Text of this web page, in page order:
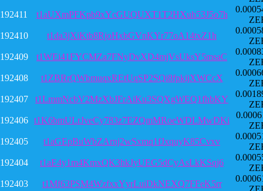
192411
t1aUXmPFKpb9xYcGUQUXT1T2HXuh53J5o7h
192410
t1da3jXiKtb8RjoHxbGVnKYr77oA14txZ1h
192409
t1WEi41FYCMZa7FNyDvXD4mjVsUksY5msaC
192408
t1ZBRrQWbmuqxREtUqSP2SQi8fpkijXWCcX
192407
t1LmmNcbV2MzXbJFrAiKu3SQXgWEQ1fhbKY
192406 t1K6bmULrJveCy783z7EZQmMRoeWDLMwDKi
192405
t1aGEpBuWbZArnj2wSxmq1fJxquyK85Cvxv
192404
t1aE4y1m4KmxQK3hkJyUEG5dCyAsLkKSqj6
192403
t1Mf63PSM4WzfxxYyrLuiDkNEXQ7FFeK5rr